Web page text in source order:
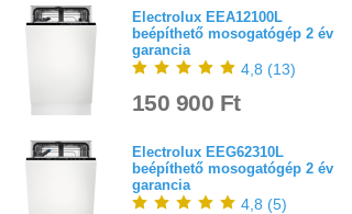
Electrolux EEA12100L
beépíthető mosogatógép 2 év
garancia
4,8 (13)
150 900 Ft
Electrolux EEG62310L
beépíthető mosogatógép 2 év
garancia
4,8 (5)